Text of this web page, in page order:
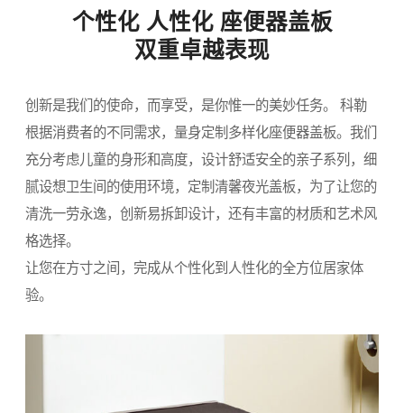
个性化 人性化 座便器盖板
双重卓越表现
创新是我们的使命，而享受，是你惟一的美妙任务。 科勒
根据消费者的不同需求，量身定制多样化座便器盖板。我们
充分考虑儿童的身形和高度，设计舒适安全的亲子系列，细
腻设想卫生间的使用环境，定制清馨夜光盖板，为了让您的
清洗一劳永逸，创新易拆卸设计，还有丰富的材质和艺术风
格选择。
让您在方寸之间，完成从个性化到人性化的全方位居家体
验。